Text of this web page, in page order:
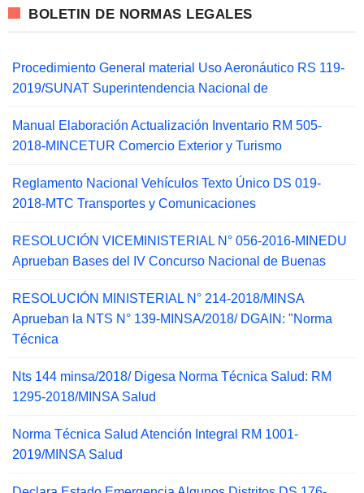
BOLETIN DE NORMAS LEGALES
Procedimiento General material Uso Aeronáutico RS 119-
2019/SUNAT Superintendencia Nacional de
Manual Elaboración Actualización Inventario RM 505-
2018-MINCETUR Comercio Exterior y Turismo
Reglamento Nacional Vehículos Texto Único DS 019-
2018-MTC Transportes y Comunicaciones
RESOLUCIÓN VICEMINISTERIAL N° 056-2016-MINEDU
Aprueban Bases del IV Concurso Nacional de Buenas
RESOLUCIÓN MINISTERIAL N° 214-2018/MINSA
Aprueban la NTS N° 139-MINSA/2018/ DGAIN: "Norma
Técnica
Nts 144 minsa/2018/ Digesa Norma Técnica Salud: RM
1295-2018/MINSA Salud
Norma Técnica Salud Atención Integral RM 1001-
2019/MINSA Salud